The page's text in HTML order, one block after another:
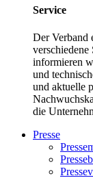
Service
Der Verband
informieren
und
und aktuelle
die
Presse